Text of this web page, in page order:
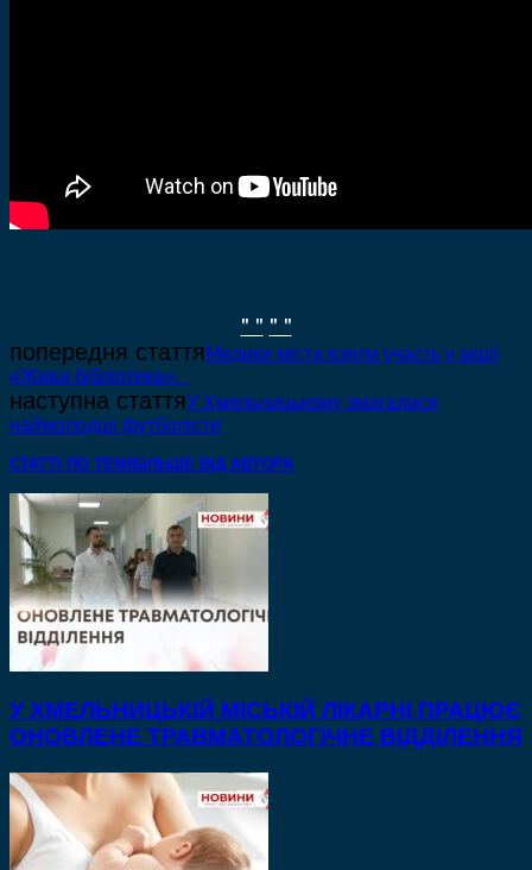
" " " "
попередня статтяМедики міста взяли участь у акції
«Жива бібліотека».
наступна статтяУ Хмельницькому змагалися
наймолодші футболісти
СТАТТІ ПО ТЕМІ БІЛЬШЕ ВІД АВТОРА
У ХМЕЛЬНИЦЬКІЙ МІСЬКІЙ ЛІКАРНІ ПРАЦЮЄ
ОНОВЛЕНЕ ТРАВМАТОЛОГІЧНЕ ВІДДІЛЕННЯ